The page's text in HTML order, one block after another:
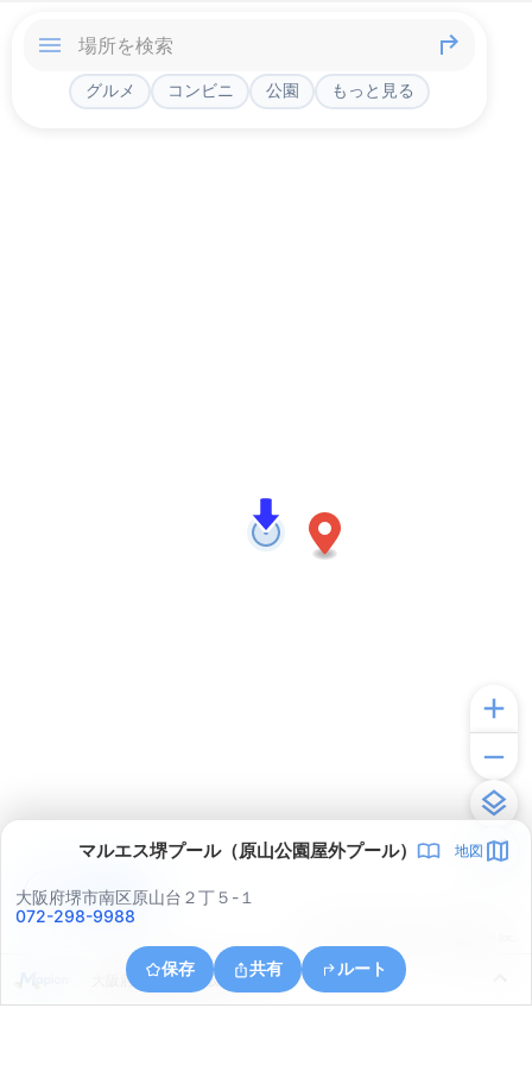
グルメ コンビニ 公園 もっと見る
マルエス堺プール（原山公園屋外プール） 地図
大阪府堺市南区原山台２丁５-１
072-298-9988
保存 共有 ルート
大阪府堺市南区赤坂台２丁２
アプリで見る